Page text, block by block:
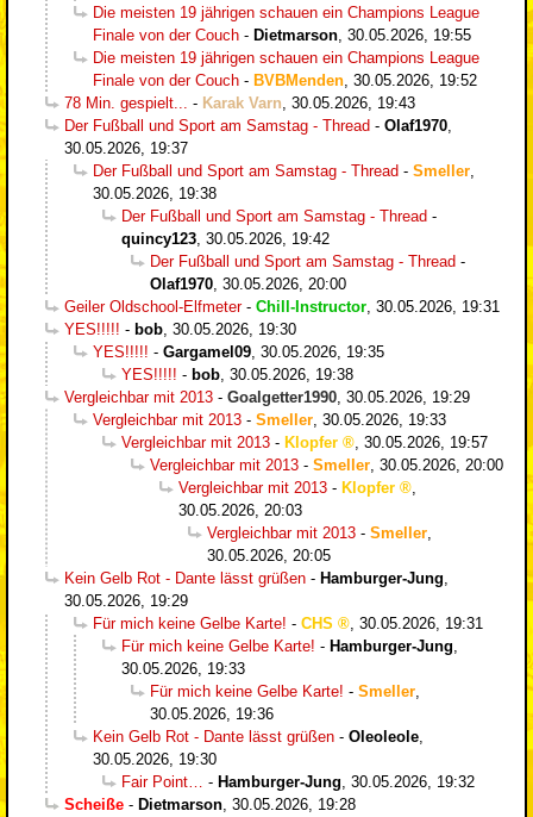
Die meisten 19 jährigen schauen ein Champions League
Finale von der Couch - Dietmarson 30.05.2026, 19:55
Die meisten 19 jährigen schauen ein Champions League
Finale von der Couch - BVBMenden 30.05.2026, 19:52
78 Min. gespielt...
- Karak Varn 30.05.2026, 19:43
Der Fußball und Sport am Samstag - Thread - Olaf1970
30.05.2026, 19:37
Der Fußball und Sport am Samstag - Thread - Smeller
30.05.2026, 19:38
Der Fußball und Sport am Samstag - Thread -
quincy123 30.05.2026, 19:42
Der Fußball und Sport am Samstag - Thread -
Olaf1970 30.05.2026, 20:00
Geiler Oldschool-Elfmeter- Chill-Instructor 30.05.2026, 19:31
YES!!!!! - bob 30.05.2026, 19:30
YES!!!!! - Gargamel09 30.05.2026, 19:35
YES!!!!! - bob 30.05.2026, 19:38
Vergleichbar mit 2013 - Goalgetter1990 30.05.2026, 19:29
Vergleichbar mit 2013 - Smeller 30.05.2026, 19:33
Vergleichbar mit 2013 - Klopfer
30.05.2026, 19:57
Vergleichbar mit 2013 - Smeller 30.05.2026, 20:00
Vergleichbar mit 2013 - Klopfer
30.05.2026, 20:03
Vergleichbar mit 2013 - Smeller
30.05.2026, 20:05
Kein Gelb Rot - Dante lässt grüßen - Hamburger-Jung
30.05.2026, 19:29
Für mich keine Gelbe Karte! - CHS
30.05.2026, 19:31
Für mich keine Gelbe Karte! - Hamburger-Jung
30.05.2026, 19:33
Für mich keine Gelbe Karte! - Smeller
30.05.2026, 19:36
Kein Gelb Rot - Dante lässt grüßen - Oleoleole
30.05.2026, 19:30
Fair Point…
- Hamburger-Jung 30.05.2026, 19:32
Scheiße - Dietmarson 30.05.2026, 19:28